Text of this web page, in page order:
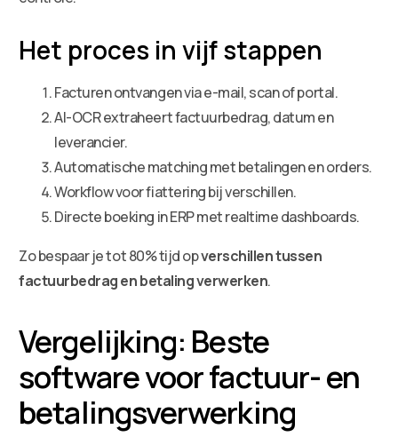
Het proces in vijf stappen
Facturen ontvangen via e-mail, scan of portal.
AI-OCR extraheert factuurbedrag, datum en
leverancier.
Automatische matching met betalingen en orders.
Workflow voor fiattering bij verschillen.
Directe boeking in ERP met realtime dashboards.
Zo bespaar je tot 80% tijd opverschillen tussen
factuurbedrag en betaling verwerken.
Vergelijking: Beste
software voor factuur- en
betalingsverwerking